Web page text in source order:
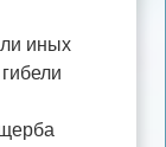
иных